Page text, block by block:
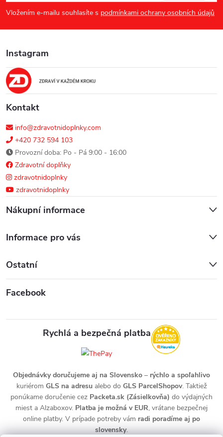
p
a
t
Vložením e-mailu souhlasíte s podmínkami ochrany osobních údajů
Instagram
Kontakt
info@zdravotnidoplnky.com
+420 732 594 103
Provozní doba: Po - Pá 9:00 - 16:00
Zdravotní doplňky
zdravotnidoplnky
zdravotnidoplnky
Nákupní informace
Informace pro vás
Ostatní
Facebook
Rychlá a bezpečná platba
Objednávky doručujeme aj na Slovensko – rýchlo a spoľahlivo
kuriérom GLS na adresualebo do GLS ParcelShopov. Taktiež
ponúkame doručenie cez Packeta.sk (Zásielkovňa) do výdajných
miest a Alzaboxov. Platba je možná v EUR, vrátane bezpečnej
online platby. V prípade potreby vám radi poradíme aj po
slovensky.